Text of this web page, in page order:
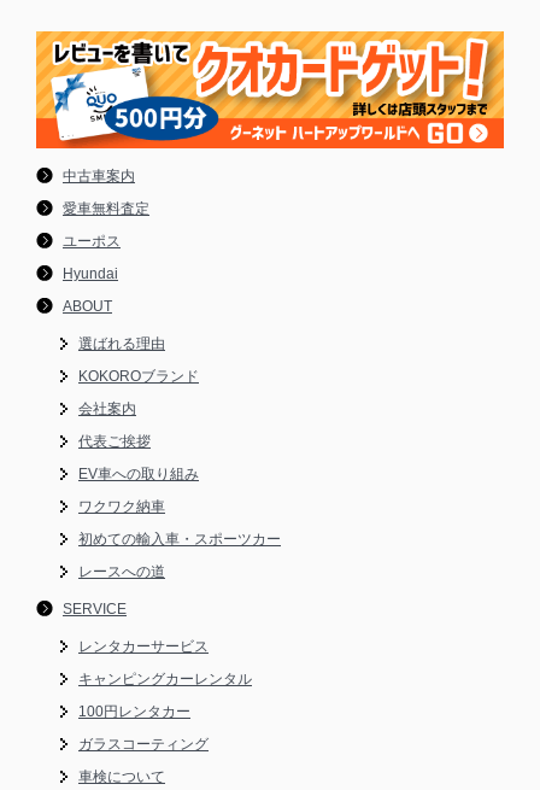
中古車案内
愛車無料査定
ユーポス
Hyundai
ABOUT
選ばれる理由
KOKOROブランド
会社案内
代表ご挨拶
EV車への取り組み
ワクワク納車
初めての輸入車・スポーツカー
レースへの道
SERVICE
レンタカーサービス
キャンピングカーレンタル
100円レンタカー
ガラスコーティング
車検について